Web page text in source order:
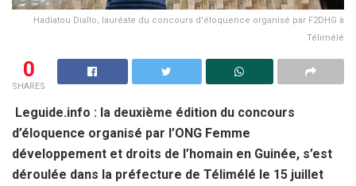
Hadiatou Diallo, lauréate du concours d'éloquence organisé par F2DHG à
Télimélé
0
SHARES
Leguide.info : la deuxième édition du concours
d’éloquence organisé par l’ONG Femme
développement et droits de l’homain en Guinée, s’est
déroulée dans la préfecture de Télimélé le 15 juillet